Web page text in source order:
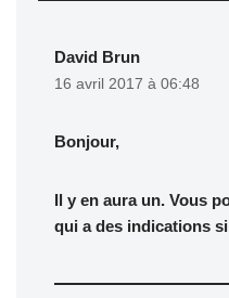
David Brun
16 avril 2017 à 06:48
Bonjour,
Il y en aura un. Vous
qui a des indications